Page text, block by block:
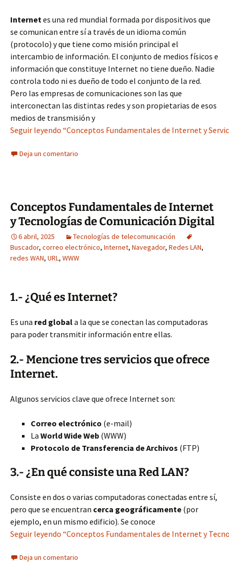
Internetes una red mundial formada por dispositivos que
se comunican entre sí a través de un idioma común
(protocolo) y que tiene como misión principal el
intercambio de información. El conjunto de medios físicos e
información que constituye Internet no tiene dueño. Nadie
controla todo ni es dueño de todo el conjunto de la red.
Pero las empresas de comunicaciones son las que
interconectan las distintas redes y son propietarias de esos
medios de transmisión y
Seguir leyendo “Conceptos Fundamentales de Internet y
Deja un comentario
Conceptos Fundamentales de Internet
y Tecnologías de Comunicación Digital
6 abril, 2025
Tecnologías de telecomunicación
Buscador, correo electrónico, Internet, Navegador, Redes LAN,
redes WAN, URL, WWW
1.- ¿Qué es Internet?
Es una red globala la que se conectan las computadoras
para poder transmitir información entre ellas.
2.- Mencione tres servicios que ofrece
Internet.
Algunos servicios clave que ofrece Internet son:
Correo electrónico (e-mail)
La World Wide Web (WWW)
Protocolo de Transferencia de Archivos (FTP)
3.- ¿En qué consiste una Red LAN?
Consiste en dos o varias computadoras conectadas entre sí,
pero que se encuentran cerca geográficamente (por
ejemplo, en un mismo edificio). Se conoce
Seguir leyendo “Conceptos Fundamentales de Internet y
Deja un comentario